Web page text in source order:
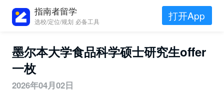
指南者留学
选校/定位/规划 必备工具 打开App
墨尔本大学食品科学硕士研究生offer
一枚
2026年04月02日